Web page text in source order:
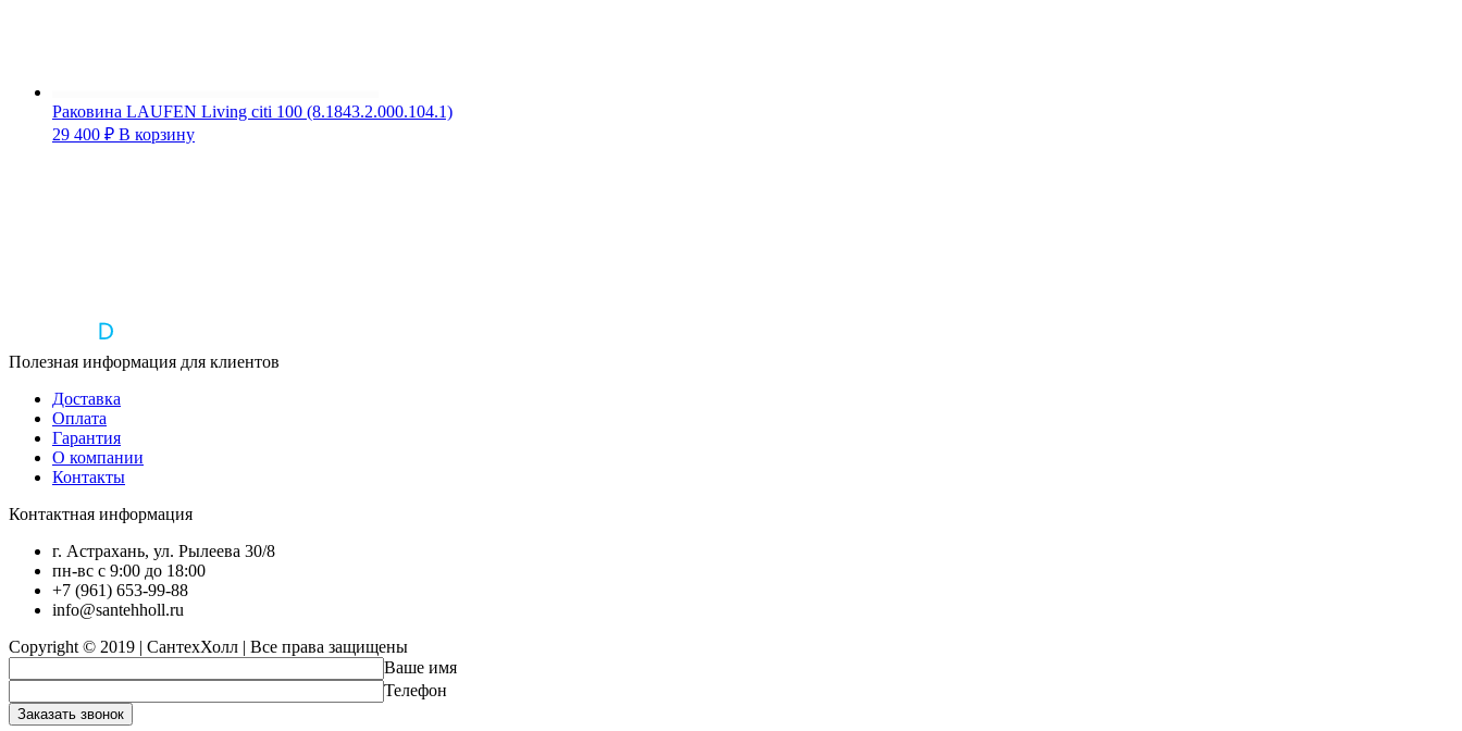
Раковина LAUFEN Living citi 100 (8.1843.2.000.104.1)
29 400 ₽ В корзину
Полезная информация для клиентов
Доставка
Оплата
Гарантия
О компании
Контакты
Контактная информация
г. Астрахань, ул. Рылеева 30/8
пн-вс с 9:00 до 18:00
+7 (961) 653-99-88
info@santehholl.ru
Copyright © 2019 | СантехХолл | Все права защищены
Ваше имя
Телефон